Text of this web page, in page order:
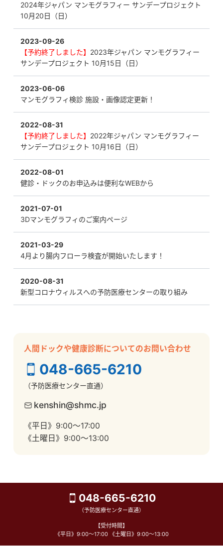
2024年ジャパン マンモグラフィー サンデープロジェクト
10月20日（日）
2023-09-26
【予約終了しました】 2023年ジャパン マンモグラフィー
サンデープロジェクト 10月15日（日）
2023-06-06
マンモグラフィ検診 施設・画像認定更新！
2022-08-31
【予約終了しました】 2022年ジャパン マンモグラフィー
サンデープロジェクト 10月16日（日）
2022-08-01
健診・ドックのお申込みは便利なWEBから
2021-07-01
3Dマンモグラフィのご案内ページ
2021-03-29
4月より腸内フローラ検査が開始いたします！
2020-08-31
新型コロナウィルスへの予防医療センターの取り組み
人間ドックや健康診断についてのお問い合わせ
048-665-6210
（予防医療センター直通）
kenshin@shmc.jp
《平日》9:00～17:00
《土曜日》9:00～13:00
048-665-6210
（予防医療センター直通）
【受付時間】
《平日》9:00～17:00 《土曜日》9:00～13:00